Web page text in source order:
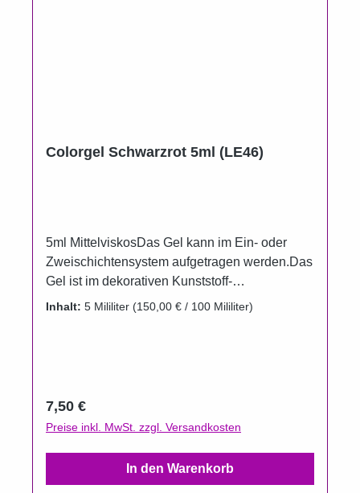
Colorgel Schwarzrot 5ml (LE46)
5ml MittelviskosDas Gel kann im Ein- oder
Zweischichtensystem aufgetragen werden.Das
Gel ist im dekorativen Kunststoff-
Aluminiumtiegel erhältlich.Um das Auslaufen
Inhalt: 5 Mililiter (150,00 € / 100 Mililiter)
Regulärer Preis:
7,50 €
Preise inkl. MwSt. zzgl. Versandkosten
In den Warenkorb